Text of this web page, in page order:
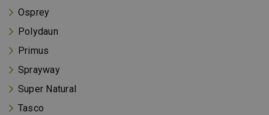
Osprey
Polydaun
Primus
Sprayway
Super Natural
Tasco